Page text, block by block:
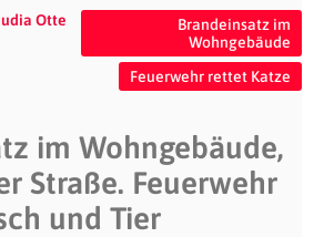
Otte
Brandeinsatz im
Wohngebäude
Feuerwehr rettet Katze
im Wohngebäude,
Straße. Feuerwehr
und Tier